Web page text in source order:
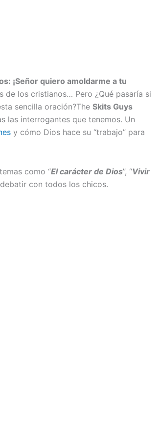
¡Señor quiero amoldarme a tu
de los cristianos… Pero ¿Qué pasaría si
sencilla oración?The Skits Guys
las interrogantes que tenemos. Un
y cómo Dios hace su “trabajo” para
como “El carácter de Dios”, “Vivir
con todos los chicos.